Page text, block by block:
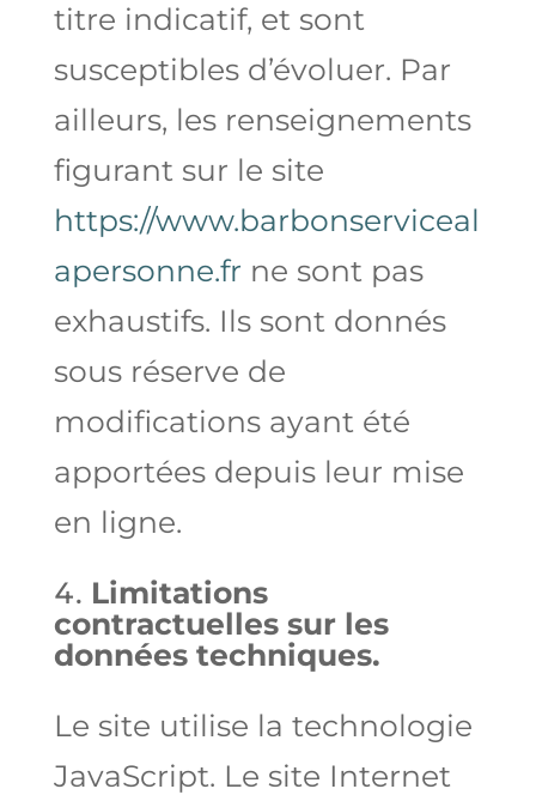
titre indicatif, et sont
susceptibles d’évoluer. Par
ailleurs, les renseignements
figurant sur le site
https://www.barbonserviceal
apersonne.fr ne sont pas
exhaustifs. Ils sont donnés
sous réserve de
modifications ayant été
apportées depuis leur mise
en ligne.
Limitations
contractuelles sur les
données techniques.
Le site utilise la technologie
JavaScript. Le site Internet